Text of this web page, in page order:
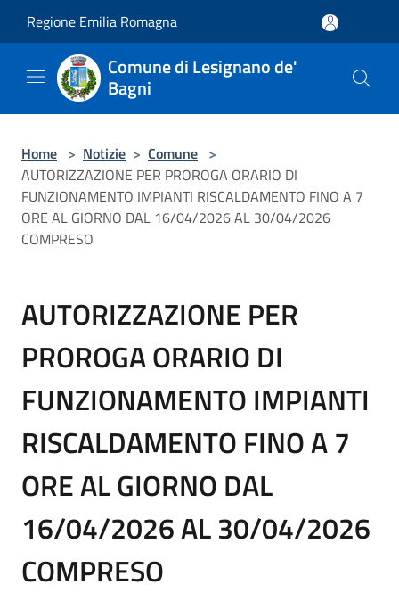
Regione Emilia Romagna
Comune di Lesignano de'
Bagni
Home > Notizie > Comune >
AUTORIZZAZIONE PER PROROGA ORARIO DI
FUNZIONAMENTO IMPIANTI RISCALDAMENTO FINO A 7
ORE AL GIORNO DAL 16/04/2026 AL 30/04/2026
COMPRESO
AUTORIZZAZIONE PER
PROROGA ORARIO DI
FUNZIONAMENTO IMPIANTI
RISCALDAMENTO FINO A 7
ORE AL GIORNO DAL
16/04/2026 AL 30/04/2026
COMPRESO